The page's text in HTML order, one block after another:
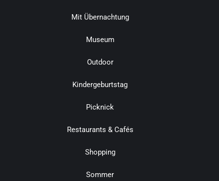
Mit Übernachtung
Museum
Outdoor
Kindergeburtstag
Picknick
Restaurants & Cafés
Shopping
Sommer